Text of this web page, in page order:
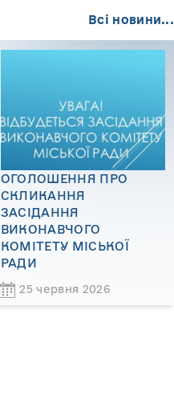
Всі новини...
ОГОЛОШЕННЯ ПРО
СКЛИКАННЯ
ЗАСІДАННЯ
ВИКОНАВЧОГО
КОМІТЕТУ МІСЬКОЇ
РАДИ
25 червня 2026